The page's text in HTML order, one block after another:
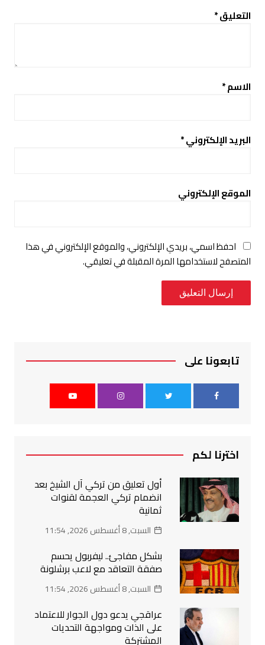
التعليق*
الاسم*
البريد الإلكتروني*
الموقع الإلكتروني
احفظ اسمي، بريدي الإلكتروني، والموقع الإلكتروني في هذا
المتصفح لاستخدامها المرة المقبلة في تعليقي.
تابعونا على
اخترنا لكم
أول تعليق من تركي آل الشيخ بعد
انضمام تركي العجمة لقنوات
ثمانية
السبت, 8 أغسطس 2026, 11:54
بشكل مفاجئ.. ليفربول يحسم
صفقة التعاقد مع لاعب برشلونة
السبت, 8 أغسطس 2026, 11:54
عراقجي يدعو دول الجوار للاعتماد
على الذات ومواجهة التحديات
المشتركة